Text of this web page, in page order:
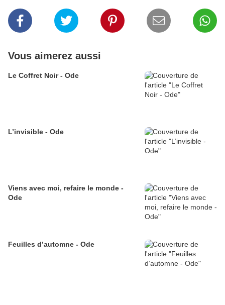
Vous aimerez aussi
Le Coffret Noir - Ode
L’invisible - Ode
Viens avec moi, refaire le monde -
Ode
Feuilles d’automne - Ode